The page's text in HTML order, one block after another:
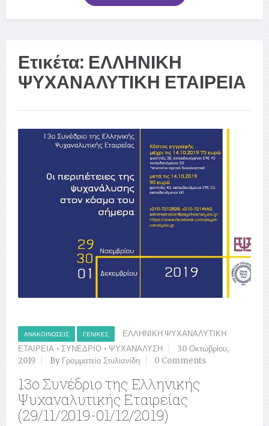
Ετικέτα: ΕΛΛΗΝΙΚΗ
ΨΥΧΑΝΑΛΥΤΙΚΗ ΕΤΑΙΡΕΙΑ
ΑΝΑΚΟΙΝΏΣΕΙΣ ΓΕΝΙΚΈΣ
ΕΛΛΗΝΙΚΗ ΨΥΧΑΝΑΛΥΤΙΚΗ
ΕΤΑΙΡΕΙΑ • ΣΥΝΕΔΡΙΟ • ΨΥΧΑΝΑΛΥΣΗ
30 Οκτωβρίου,
2019
By Γραμματεία Στυλιανίδη 0 Comments
13ο Συνέδριο της Ελληνικής
Ψυχαναλυτικής Εταιρείας
(29/11/2019-01/12/2019)